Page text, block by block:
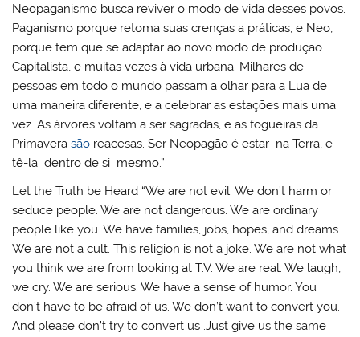
Neopaganismo busca reviver o modo de vida desses povos.
Paganismo porque retoma suas crenças a práticas, e Neo,
porque tem que se adaptar ao novo modo de produção
Capitalista, e muitas vezes à vida urbana. Milhares de
pessoas em todo o mundo passam a olhar para a Lua de
uma maneira diferente, e a celebrar as estações mais uma
vez. As árvores voltam a ser sagradas, e as fogueiras da
Primaverasão reacesas. Ser Neopagão é estar na Terra, e
tê-la dentro de si mesmo.”
Let the Truth be Heard “We are not evil. We don’t harm or
seduce people. We are not dangerous. We are ordinary
people like you. We have families, jobs, hopes, and dreams.
We are not a cult. This religion is not a joke. We are not what
you think we are from looking at T.V. We are real. We laugh,
we cry. We are serious. We have a sense of humor. You
don’t have to be afraid of us. We don’t want to convert you.
And please don’t try to convert us .Just give us the same